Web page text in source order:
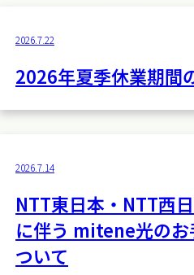
2026.7.22
2026年夏季休業期間
2026.7.14
NTT東日本・NTT西
に伴う mitene光のお
ついて